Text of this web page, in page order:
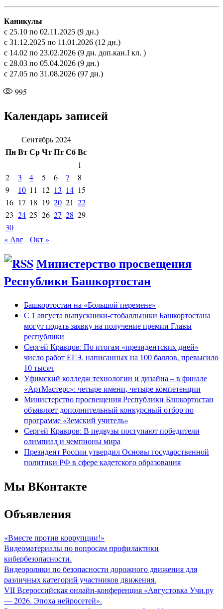
Каникулы
с 25.10 по 02.11.2025 (9 дн.)
с 31.12.2025 по 11.01.2026 (12 дн.)
с 14.02 по 23.02.2026 (9 дн. доп.кан.I кл. )
с 28.03 по 05.04.2026 (9 дн.)
с 27.05 по 31.08.2026 (97 дн.)
995
Календарь записей
Сентябрь 2024
ПнВтСрЧтПтСбВс
1
2
3 4 5 6 7
8
9
10 11 12 13 14 15
16 17 18 19 20 21 22
23 24 25 26 27 28 29
30
« Авг
Окт »
Министерство просвещения
Республики Башкортостан
Башкортостан на «Большой перемене»
С 1 августа выпускники-стобалльники Башкортостана
могут подать заявку на получение премии Главы
республики
Сергей Кравцов: По итогам «президентских дней»
число работ ЕГЭ, написанных на 100 баллов, превысило
10 тысяч
Уфимский колледж технологии и дизайна – в финале
«АртМастерс»: четыре имени, четыре компетенции
Министерство просвещения Республики Башкортостан
объявляет дополнительный конкурсный отбор по
программе «Земский учитель»
Сергей Кравцов: В педвузы поступают победители
олимпиад и чемпионы мира
Президент России утвердил Основы государственной
политики РФ в сфере кадетского образования
Мы ВКонтакте
Объявления
«Вместе против коррупции!»
Видеоматериалы по вопросам профилактики
кибербезопасности.
Видеоролики по безопасности дорожного движения для
различных категорий участников движения.
VII Всероссийская онлайн-конференция «Августовка Учи.ру
— 2026. Эпоха нейросетей».